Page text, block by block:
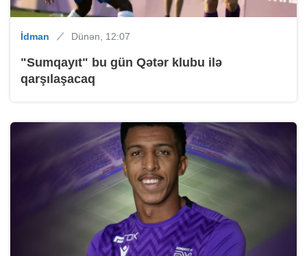
İdman Dünən, 12:07
"Sumqayıt" bu gün Qətər klubu ilə
qarşılaşacaq